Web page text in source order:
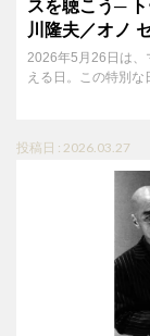
スを聴こう─
川隆夫／オノ
2026年5月26日は、
える日。この特別な
投稿日 : 2026.03.27